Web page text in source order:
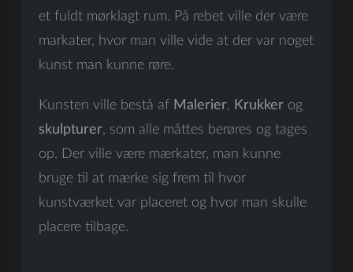
et fuldt mørklagt rum. På rebet ville der være
markater, hvor man ville vide at der var noget
kunst man kunne røre.
Kunsten ville bestå af Malerier, Krukker og
skulpturer, som alle måttes berøres og tages
op. Der ville være mærkater, man kunne
bruge til at mærke sig frem til hvor
kunstværket var placeret og hvor man skulle
placere tilbage.